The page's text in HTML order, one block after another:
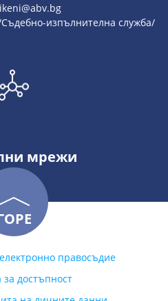
изпълнителна служба/
мрежи
правосъдие
за достъпност